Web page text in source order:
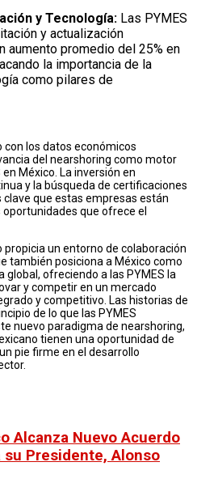
y Tecnología: Las PYMES
y actualización
aumento promedio del 25% en
la importancia de la
como pilares de
con los datos económicos
del nearshoring como motor
México. La inversión en
y la búsqueda de certificaciones
que estas empresas están
que ofrece el
propicia un entorno de colaboración
también posiciona a México como
global, ofreciendo a las PYMES la
y competir en un mercado
y competitivo. Las historias de
de lo que las PYMES
nuevo paradigma de nearshoring,
tienen una oportunidad de
pie firme en el desarrollo
Alcanza Nuevo Acuerdo
su Presidente, Alonso